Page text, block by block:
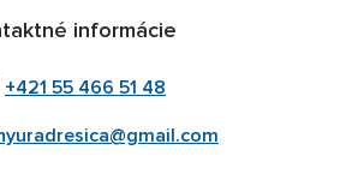
informácie
+421 55 466 51 48